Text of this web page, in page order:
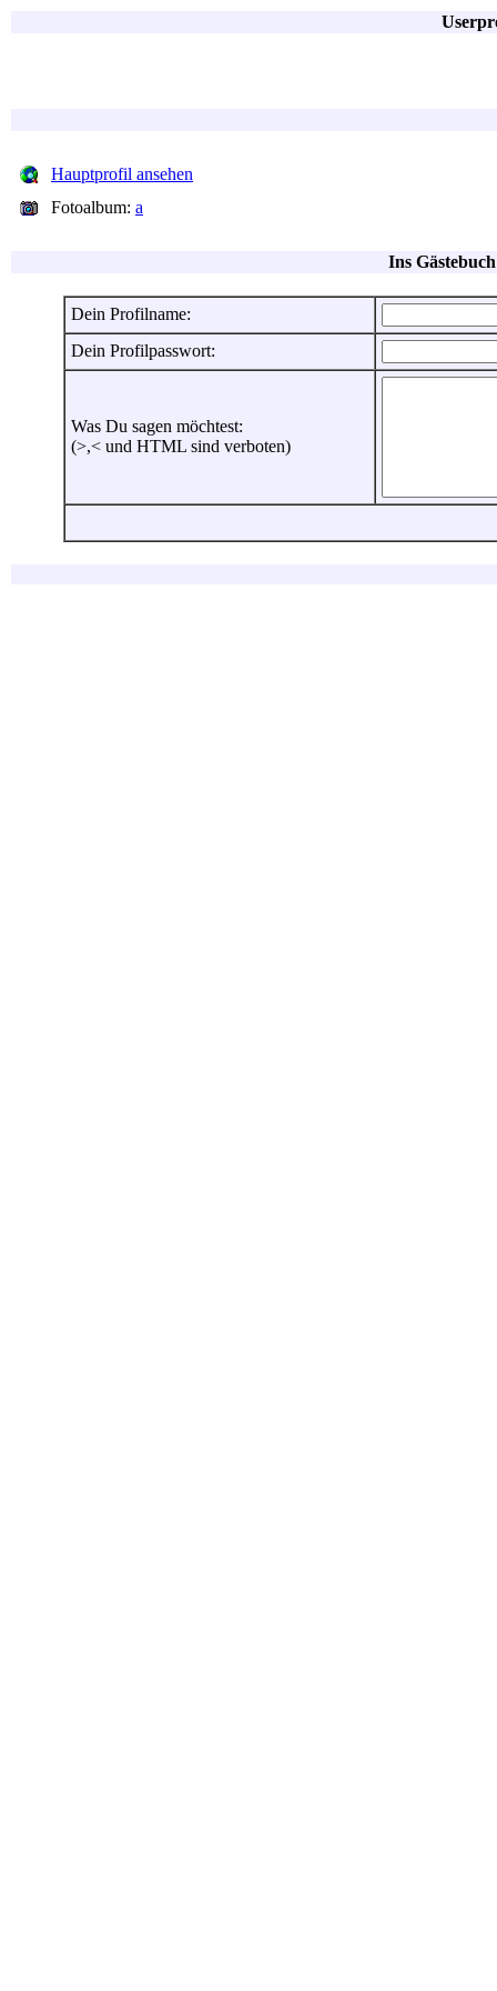
Hauptprofil ansehen
Fotoalbum: a
Ins
Dein Profilname:
Dein Profilpasswort:
Was Du sagen möchtest:
(>,< und HTML sind verboten)